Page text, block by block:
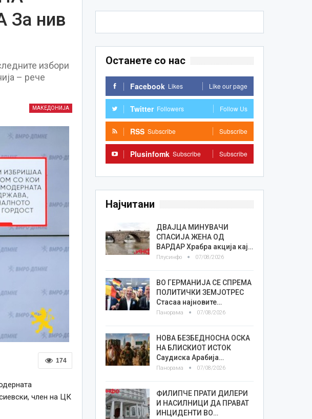
нив
избори
– рече
МАКЕДОНИЈА
174
член на ЦК
Останете со нас
Facebook Likes Like our page
Twitter Followers Follow Us
RSS Subscribe Subscribe
Plusinfomk Subscribe Subscribe
Најчитани
ДВАЈЦА МИНУВАЧИ
СПАСИЈА ЖЕНА ОД
ВАРДАР Храбра акција кај…
Плусинфо 07/08/2026
ВО ГЕРМАНИЈА СЕ СПРЕМА
ПОЛИТИЧКИ ЗЕМЈОТРЕС
Стасаа најновите…
Панорама 07/08/2026
НОВА БЕЗБЕДНОСНА ОСКА
НА БЛИСКИОТ ИСТОК
Саудиска Арабија…
Панорама 07/08/2026
ФИЛИПЧЕ ПРАТИ ДИЛЕРИ
И НАСИЛНИЦИ ДА ПРАВАТ
ИНЦИДЕНТИ ВО…